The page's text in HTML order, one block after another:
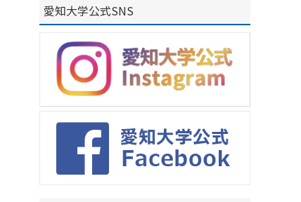
愛知大学公式SNS